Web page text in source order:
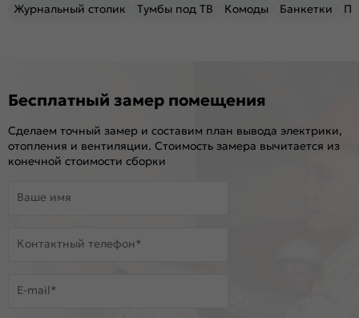
Журнальный столик Тумбы под ТВ Комоды Банкетки
Бесплатный замер помещения
Сделаем точный замер и составим план вывода электрики,
отопления и вентиляции. Стоимость замера вычитается из
конечной стоимости сборки
Ваше имя
Контактный телефон*
E-mail*